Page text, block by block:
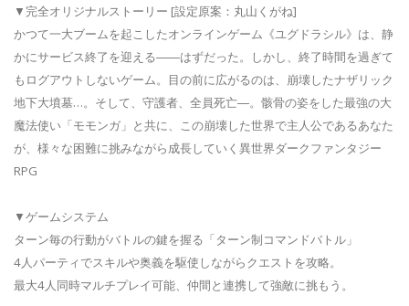
▼完全オリジナルストーリー [設定原案：丸山くがね]
かつて一大ブームを起こしたオンラインゲーム《ユグドラシル》は、静
かにサービス終了を迎える――はずだった。しかし、終了時間を過ぎて
もログアウトしないゲーム。目の前に広がるのは、崩壊したナザリック
地下大墳墓…。そして、守護者、全員死亡―。骸骨の姿をした最強の大
魔法使い「モモンガ」と共に、この崩壊した世界で主人公であるあなた
が、様々な困難に挑みながら成長していく異世界ダークファンタジー
RPG
▼ゲームシステム
ターン毎の行動がバトルの鍵を握る「ターン制コマンドバトル」
4人パーティでスキルや奥義を駆使しながらクエストを攻略。
最大4人同時マルチプレイ可能、仲間と連携して強敵に挑もう。